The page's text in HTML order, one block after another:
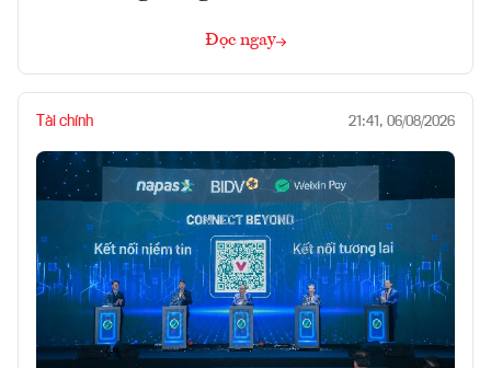
Đọc ngay
Tài chính 21:41, 06/08/2026